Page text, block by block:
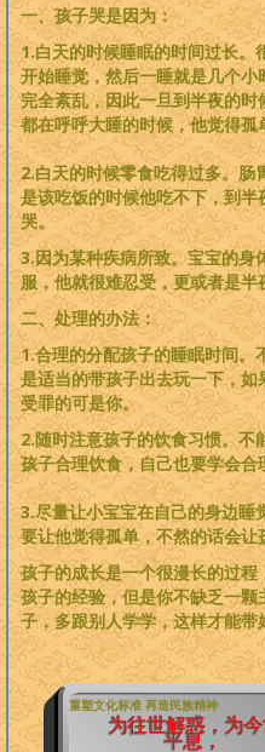
一、孩子哭是因为：
1.白天的时候睡眠的时间过长。
开始睡觉，然后一睡就是几个
完全紊乱，因此一旦到半夜的
都在呼呼大睡的时候，他觉得孤
2.白天的时候零食吃得过多。肠
是该吃饭的时候他吃不下，到
哭。
3.因为某种疾病所致。宝宝的身
服，他就很难忍受，更或者是半
二、处理的办法：
1.合理的分配孩子的睡眠时间。
是适当的带孩子出去玩一下，
受罪的可是你。
2.随时注意孩子的饮食习惯。不
孩子合理饮食，自己也要学会
3.尽量让小宝宝在自己的身边睡
要让他觉得孤单，不然的话会让
孩子的成长是一个很漫长的过
孩子的经验，但是你不缺乏一
子，多跟别人学学，这样才能带
重塑文化标准 再造民族精神
为往世解惑，为
平息，